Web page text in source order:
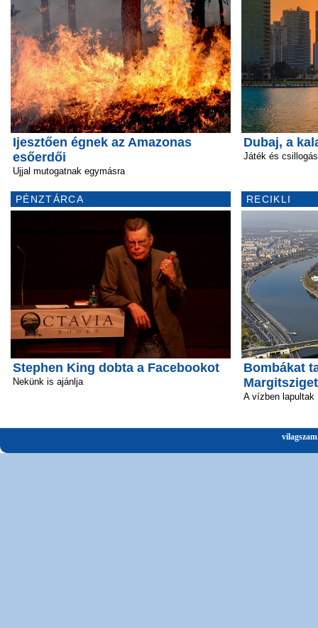
Ijesztően égnek az Amazonas
esőerdői
Ujjal mutogatnak egymásra
PÉNZTÁRCA
Stephen King dobta a Facebookot
Nekünk is ajánlja
Dubaj, a
Játék és csillogás
RECIKLI
Bombákat
A vízben lapultak